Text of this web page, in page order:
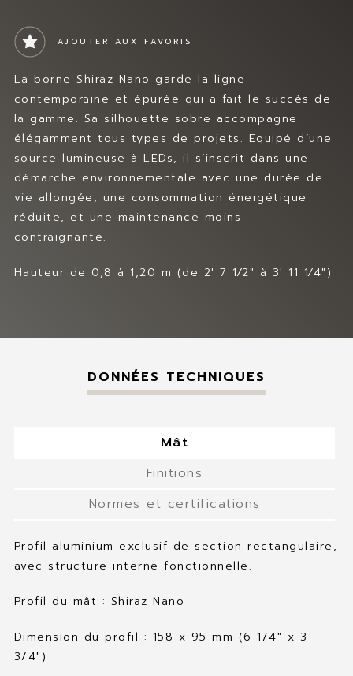
AJOUTER AUX FAVORIS
La borne Shiraz Nano garde la ligne
contemporaine et épurée qui a fait le succès de
la gamme. Sa silhouette sobre accompagne
élégamment tous types de projets. Equipé d’une
source lumineuse à LEDs, il s’inscrit dans une
démarche environnementale avec une durée de
vie allongée, une consommation énergétique
réduite, et une maintenance moins
contraignante.
Hauteur de 0,8 à 1,20 m (de 2′ 7 1⁄2″ à 3′ 11 1⁄4″)
DONNÉES TECHNIQUES
Mât
Finitions
Normes et certifications
Profil aluminium exclusif de section rectangulaire,
avec structure interne fonctionnelle.
Profil du mât : Shiraz Nano
Dimension du profil : 158 x 95 mm (6 1/4″ x 3
3/4″)